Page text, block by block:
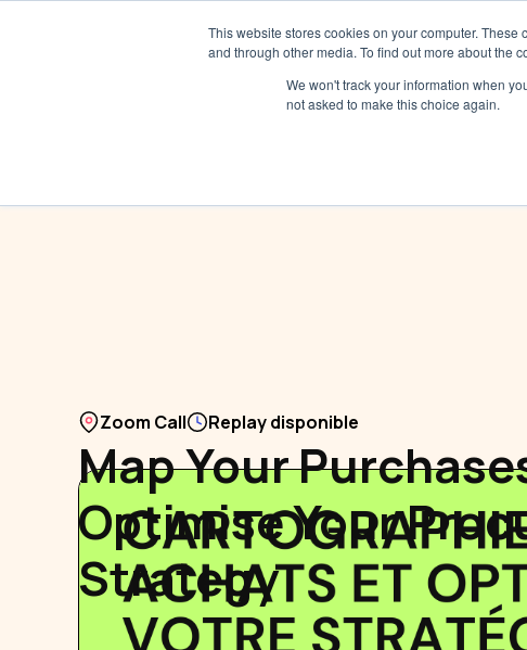
This website stores cookies on your computer.
and through other media. To find out more about the
We won't track your information when
not asked to make this choice again.
Map Your
Optimise Your
Strategy
Zoom Call Replay disponible